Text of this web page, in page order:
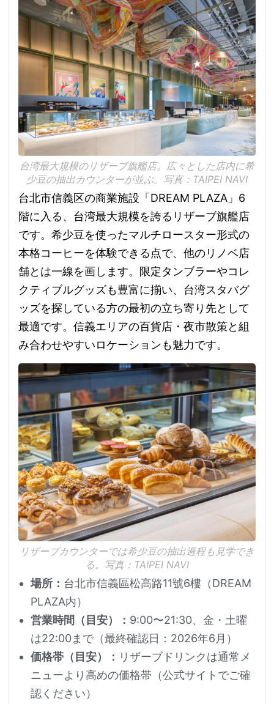
台湾最大規模のリザーブ旗艦店。広々とした店内に希
少豆の抽出カウンターが並ぶ。写真：TAIPEI NAVI
台北市信義区の商業施設「DREAM PLAZA」6
階に入る、台湾最大規模を誇るリザーブ旗艦店
です。希少豆を使ったマルチロースター形式の
本格コーヒーを体験できる点で、他のリノベ店
舗とは一線を画します。限定タンブラーやコレ
クティブルグッズも豊富に揃い、台湾スタバグ
ッズを探している方の最初の立ち寄り先として
最適です。信義エリアの百貨店・夜市散策と組
み合わせやすいロケーションも魅力です。
リザーブカウンターでは希少豆の抽出過程も見学でき
る。写真：TAIPEI NAVI
場所： 台北市信義區松高路11號6樓（DREAM
PLAZA内）
営業時間（目安）： 9:00〜21:30、金・土曜
は22:00まで（最終確認日：2026年6月）
価格帯（目安）： リザーブドリンクは通常メ
ニューより高めの価格帯（公式サイトでご確
認ください）